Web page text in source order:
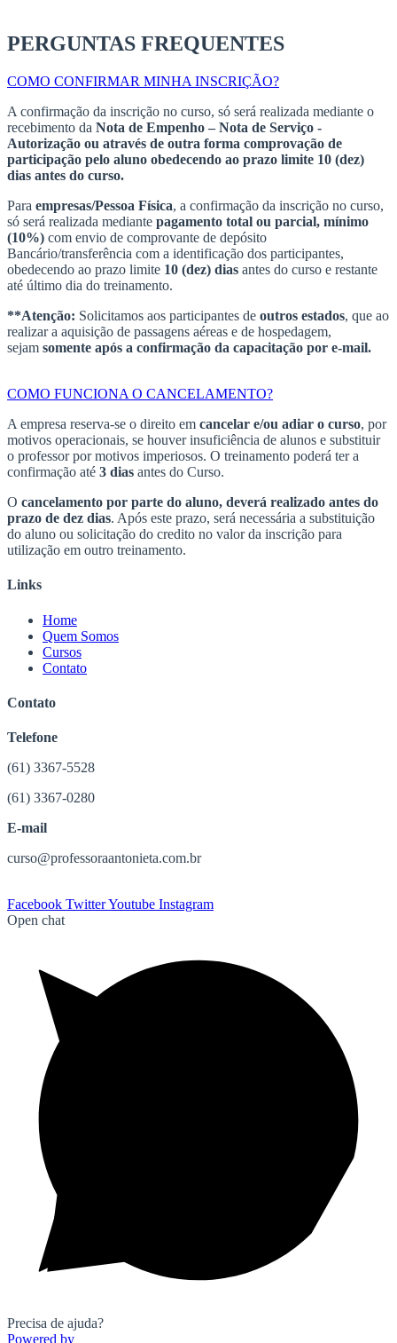
PERGUNTAS FREQUENTES
COMO CONFIRMAR MINHA INSCRIÇÃO?
A confirmação da inscrição no curso, só será realizada mediante o
recebimento da Nota de Empenho – Nota de Serviço -
Autorização ou através de outra forma comprovação de
participação pelo aluno obedecendo ao prazo limite 10 (dez)
dias antes do curso.
Para empresas/Pessoa Física, a confirmação da inscrição no curso,
só será realizada mediante pagamento total ou parcial, mínimo
(10%) com envio de comprovante de depósito
Bancário/transferência com a identificação dos participantes,
obedecendo ao prazo limite 10 (dez) dias antes do curso e restante
até último dia do treinamento.
**Atenção: Solicitamos aos participantes de outros estados, que ao
realizar a aquisição de passagens aéreas e de hospedagem,
sejam somente após a confirmação da capacitação por e-mail.
COMO FUNCIONA O CANCELAMENTO?
A empresa reserva-se o direito em cancelar e/ou adiar o curso, por
motivos operacionais, se houver insuficiência de alunos e substituir
o professor por motivos imperiosos. O treinamento poderá ter a
confirmação até 3 dias antes do Curso.
O cancelamento por parte do aluno, deverá realizado antes do
prazo de dez dias. Após este prazo, será necessária a substituição
do aluno ou solicitação do credito no valor da inscrição para
utilização em outro treinamento.
Links
Home
Quem Somos
Cursos
Contato
Contato
Telefone
(61) 3367-5528
(61) 3367-0280
E-mail
curso@professoraantonieta.com.br
Facebook TwitterYoutube Instagram
Open chat
Precisa de ajuda?
Powered by